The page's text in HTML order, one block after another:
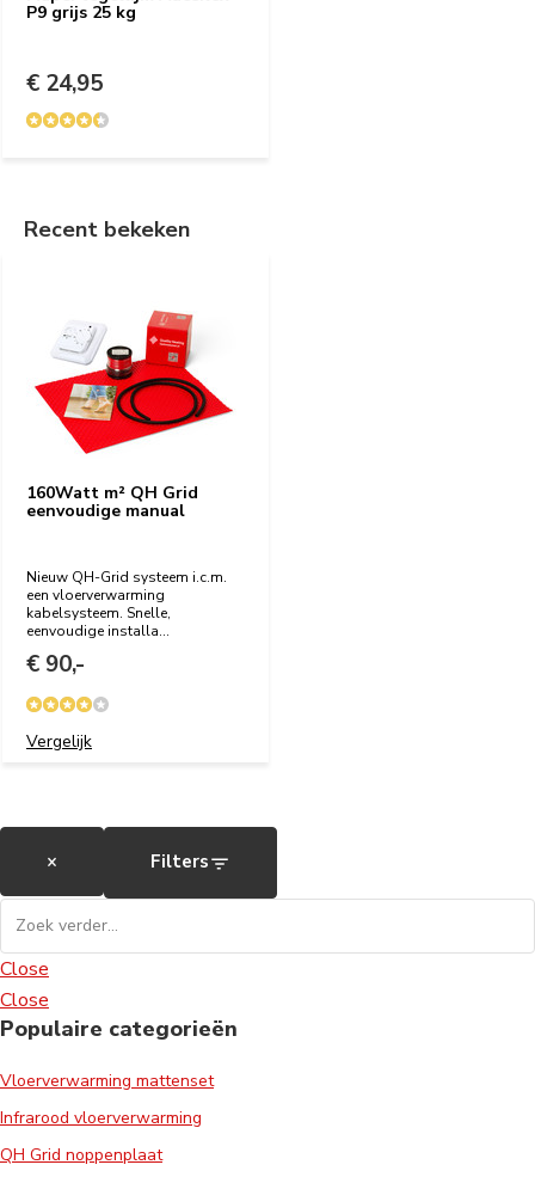
P9 grijs 25 kg
€ 24,95
Recent bekeken
160Watt m² QH Grid
eenvoudige manual
Nieuw QH-Grid systeem i.c.m.
een vloerverwarming
kabelsysteem. Snelle,
eenvoudige installa...
€ 90,-
Vergelijk
× Filters
Close
Close
Populaire categorieën
Vloerverwarming mattenset
Infrarood vloerverwarming
QH Grid noppenplaat